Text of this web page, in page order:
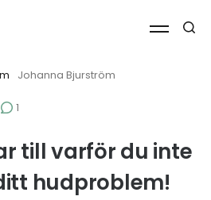
Johanna Bjurström
1
till varför du inte
hudproblem!